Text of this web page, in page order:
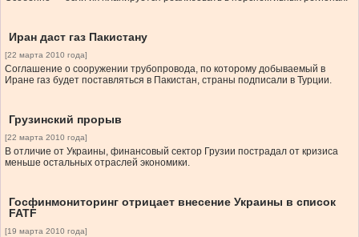
Иран даст газ Пакистану
[22 марта 2010 года]
Соглашение о сооружении трубопровода, по которому добываемый в
Иране газ будет поставляться в Пакистан, страны подписали в Турции.
Грузинский прорыв
[22 марта 2010 года]
В отличие от Украины, финансовый сектор Грузии пострадал от кризиса
меньше остальных отраслей экономики.
Госфинмониторинг отрицает внесение Украины в список
FATF
[19 марта 2010 года]